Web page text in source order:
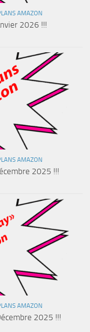
AMAZON
2026 !!!
AMAZON
2025 !!!
AMAZON
2025 !!!